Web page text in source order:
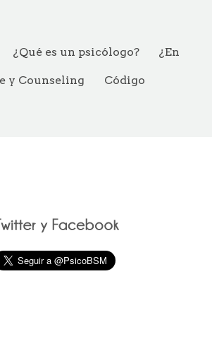
¿Qué es un psicólogo? ¿En
y Counseling Código